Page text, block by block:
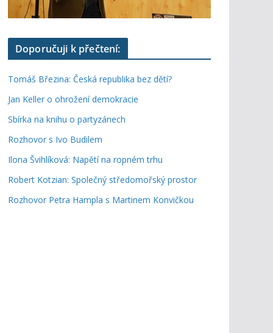
Doporučuji k přečtení:
Tomáš Březina: Česká republika bez dětí?
Jan Keller o ohrožení demokracie
Sbírka na knihu o partyzánech
Rozhovor s Ivo Budilem
Ilona Švihlíková: Napětí na ropném trhu
Robert Kotzian: Společný středomořský prostor
Rozhovor Petra Hampla s Martinem Konvičkou